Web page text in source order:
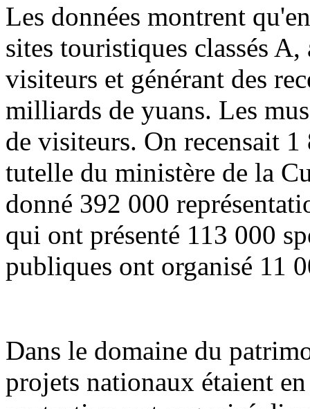
Les données montrent
sites touristiques classés
visiteurs et générant des
milliards de yuans. Les
de visiteurs. On recensait
tutelle du ministère de la
donné 392 000
qui ont présenté 113 000
publiques ont organisé 11
Dans le domaine du
projets nationaux étaient